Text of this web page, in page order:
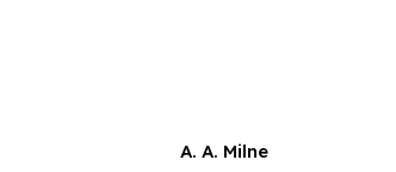
A. A. Milne